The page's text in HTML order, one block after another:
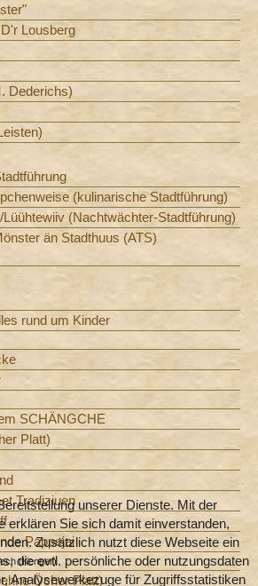
Lousberg
Dederichs)
(kulinarische Stadtführung)
Lüühtewiiv (Nachtwächter-Stadtführung)
än Stadthuus (ATS)
rund um Kinder
SCHÄNGCHE
Platt)
Tradiziuen
Pappejai
(Kenger)
Öcher Platt)
unserer Dienste. Mit der
erklären Sie sich damit einverstanden,
Zusätzlich nutzt diese Webseite ein
die evtl. persönliche oder nutzungsdaten
Analysewerkezuge für Zugriffsstatistiken